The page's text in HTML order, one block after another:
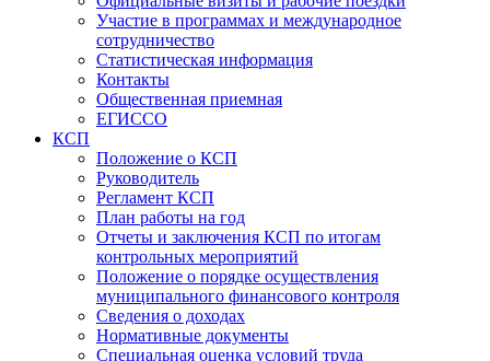
Участие в программах и международное
сотрудничество
Статистическая информация
Контакты
Общественная приемная
ЕГИССО
КСП
Положение о КСП
Руководитель
Регламент КСП
План работы на год
Отчеты и заключения КСП по итогам
контрольных мероприятий
Положение о порядке осуществления
муниципального финансового контроля
Сведения о доходах
Нормативные документы
Специальная оценка условий труда